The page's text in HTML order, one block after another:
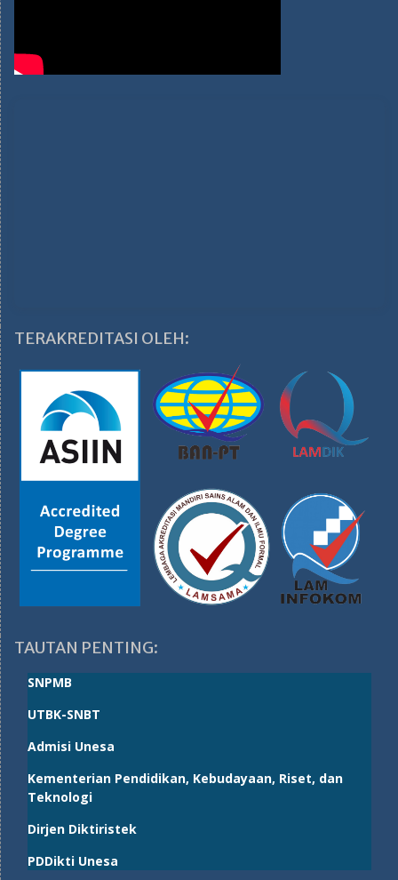
TERAKREDITASI OLEH:
TAUTAN PENTING:
SNPMB
UTBK-SNBT
Admisi Unesa
Kementerian Pendidikan, Kebudayaan, Riset, dan
Teknologi
Dirjen Diktiristek
PDDikti Unesa